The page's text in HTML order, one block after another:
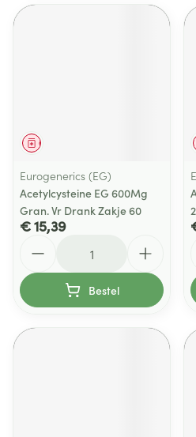
Geneesmiddel
Eurogenerics (EG)
Acetylcysteine EG 600Mg
Gran. Vr Drank Zakje 60
€ 15,39
Bestel